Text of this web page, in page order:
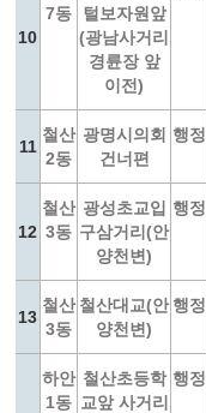
10
7동
털보자원앞
(광남사거리
경륜장 앞
이전)
11
철산
2동
광명시의회
건너편
행정
12
철산
3동
광성초교입
구삼거리(안
양천변)
행정
13
철산
3동
철산대교(안
양천변)
행정
하안
1동
철산초등학
교앞 사거리
행정